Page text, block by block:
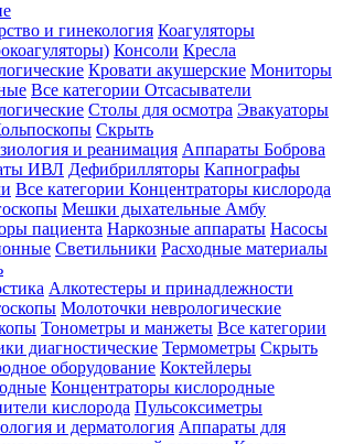
и гинекология Коагуляторы
Консоли Кресла
Кровати акушерские Мониторы
Все категории Отсасыватели
Столы для осмотра Эвакуаторы
Скрыть
и реанимация Аппараты Боброва
ИВЛ Дефибрилляторы Капнографы
Все категории Концентраторы кислорода
Мешки дыхательные Амбу
пациента Наркозные аппараты Насосы
Светильники Расходные материалы
Алкотестеры и принадлежности
Молоточки неврологические
Тонометры и манжеты Все категории
диагностические Термометры Скрыть
оборудование Коктейлеры
Концентраторы кислородные
кислорода Пульсоксиметры
и дерматология Аппараты для